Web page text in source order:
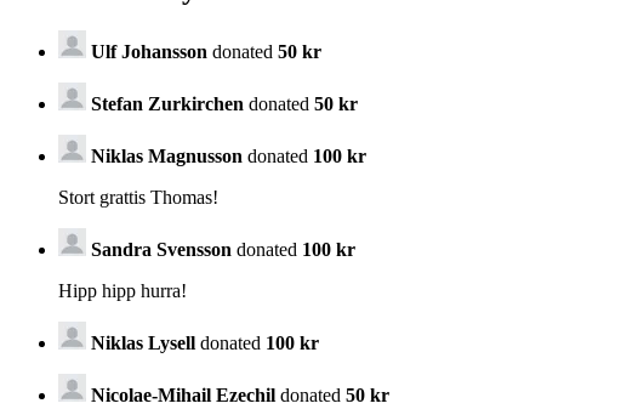
Ulf Johansson donated 50 kr
Stefan Zurkirchen donated 50 kr
Niklas Magnusson donated 100 kr
Stort grattis Thomas!
Sandra Svensson donated 100 kr
Hipp hipp hurra!
Niklas Lysell donated 100 kr
Nicolae-Mihail Ezechil donated 50 kr